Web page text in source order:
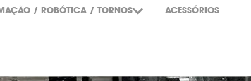
/ ROBÓTICA / TORNOS ACESSÓRIOS